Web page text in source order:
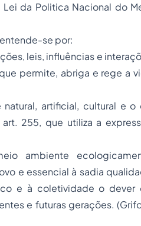
da Politica Nacional do
entende-se por:
leis, influências e
permite, abriga e rege a
artificial, cultural e o
255, que utiliza a
ambiente
e essencial à sadia
e à coletividade o dever
e futuras gerações.